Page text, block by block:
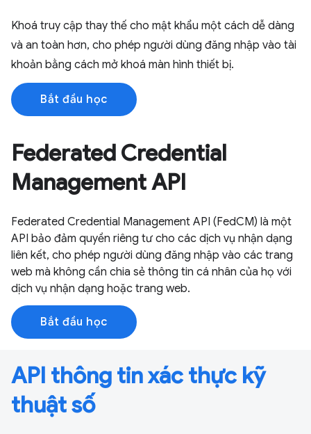
Khoá truy cập thay thế cho mật khẩu một cách dễ dàng
và an toàn hơn, cho phép người dùng đăng nhập vào tài
khoản bằng cách mở khoá màn hình thiết bị.
Bắt đầu học
Federated Credential
Management API
Federated Credential Management API (FedCM) là một
API bảo đảm quyền riêng tư cho các dịch vụ nhận dạng
liên kết, cho phép người dùng đăng nhập vào các trang
web mà không cần chia sẻ thông tin cá nhân của họ với
dịch vụ nhận dạng hoặc trang web.
Bắt đầu học
API thông tin xác thực kỹ
thuật số